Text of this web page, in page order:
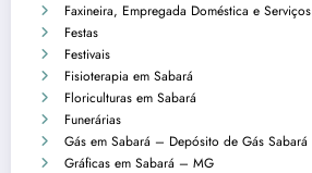
Faxineira, Empregada Doméstica e
Festas
Festivais
Fisioterapia em Sabará
Floriculturas em Sabará
Funerárias
Gás em Sabará – Depósito de Gás Sabará
Gráficas em Sabará – MG